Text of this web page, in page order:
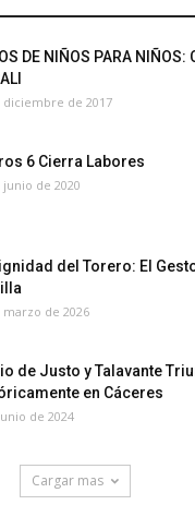
DE NIÑOS PARA NIÑOS:
diciembre de 2017
6 Cierra Labores
junio de 2020
del Torero: El
marzo de 2026
de Justo y Talavante
en Cáceres
de 2024
Cargar mas